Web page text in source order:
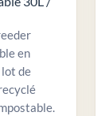
en
lot de